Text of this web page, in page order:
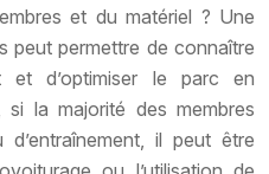
et du matériel ? Une
peut permettre de connaître
et d’optimiser le parc en
si la majorité des membres
il peut être